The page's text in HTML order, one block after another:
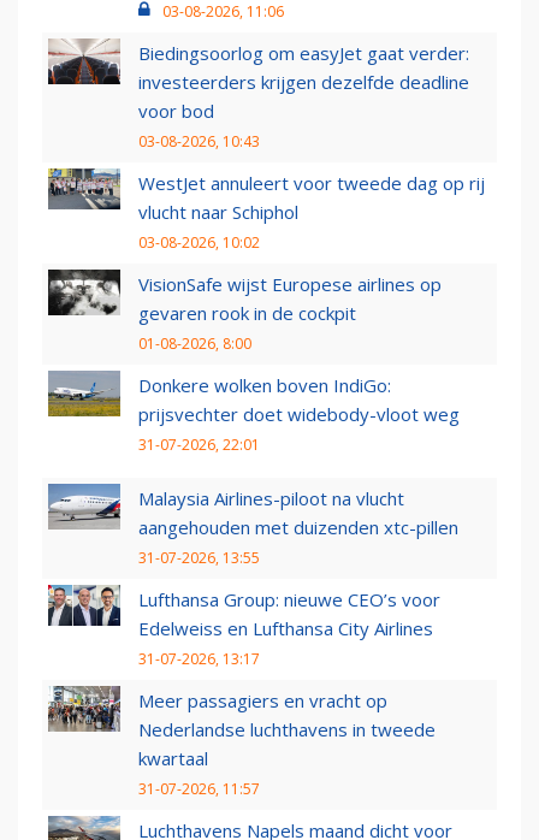
03-08-2026, 11:06
Biedingsoorlog om easyJet gaat verder:
investeerders krijgen dezelfde deadline
voor bod
03-08-2026, 10:43
WestJet annuleert voor tweede dag op rij
vlucht naar Schiphol
03-08-2026, 10:02
VisionSafe wijst Europese airlines op
gevaren rook in de cockpit
01-08-2026, 8:00
Donkere wolken boven IndiGo:
prijsvechter doet widebody-vloot weg
31-07-2026, 22:01
Malaysia Airlines-piloot na vlucht
aangehouden met duizenden xtc-pillen
31-07-2026, 13:55
Lufthansa Group: nieuwe CEO’s voor
Edelweiss en Lufthansa City Airlines
31-07-2026, 13:17
Meer passagiers en vracht op
Nederlandse luchthavens in tweede
kwartaal
31-07-2026, 11:57
Luchthavens Napels maand dicht voor